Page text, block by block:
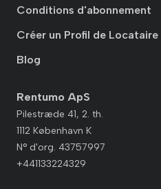
Conditions d'abonnement
Créer un Profil de Locataire
Blog
Rentumo ApS
Pilestræde 41, 2. th.
1112 København K
N° d'org. 43757997
+441133224329